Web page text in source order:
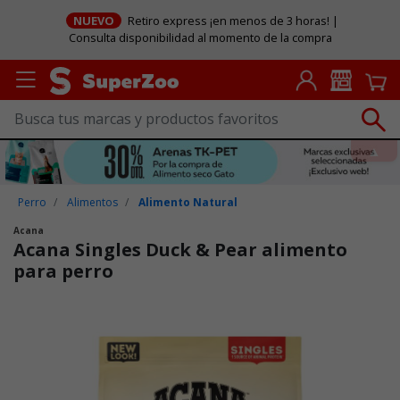
NUEVO
Retiro express ¡en menos de 3 horas! |
Consulta disponibilidad al momento de la compra
Perro Alimentos Alimento Natural
Acana
Acana Singles Duck & Pear alimento
para perro